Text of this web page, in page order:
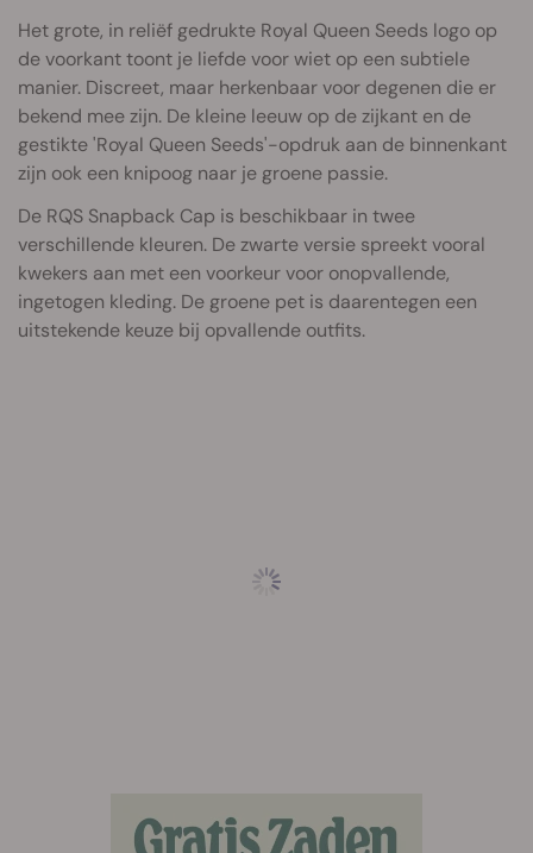
Het grote, in reliëf gedrukte Royal Queen Seeds logo op
de voorkant toont je liefde voor wiet op een subtiele
manier. Discreet, maar herkenbaar voor degenen die er
bekend mee zijn. De kleine leeuw op de zijkant en de
gestikte 'Royal Queen Seeds'-opdruk aan de binnenkant
zijn ook een knipoog naar je groene passie.
De RQS Snapback Cap is beschikbaar in twee
verschillende kleuren. De zwarte versie spreekt vooral
kwekers aan met een voorkeur voor onopvallende,
ingetogen kleding. De groene pet is daarentegen een
uitstekende keuze bij opvallende outfits.